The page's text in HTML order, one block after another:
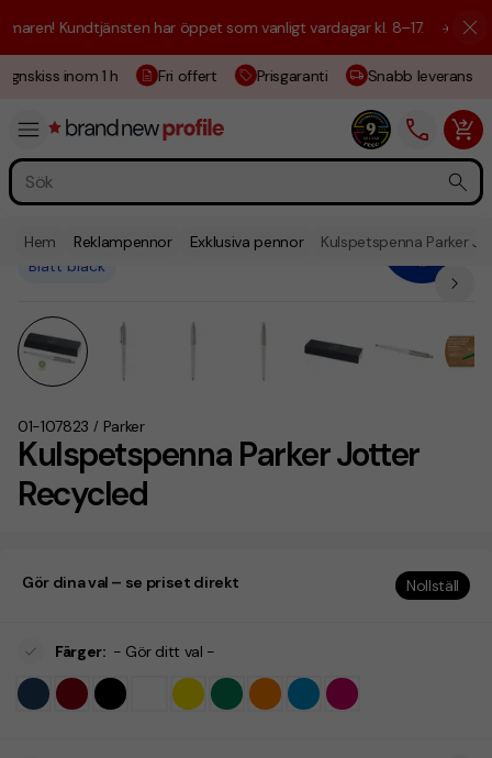
Kundtjänsten har öppet som vanligt vardagar kl. 8–17. ☀️ Vi är
inom 1 h Fri offert Prisgaranti Snabb leverans
Hem Reklampennor Exklusiva pennor Kulspetspenna Parker
Kulspetspenna Parker Jotter
Recycled
01-107823 / Parker
Blått bläck
Gör dina val – se priset direkt Nollställ
Färger: - Gör ditt val -